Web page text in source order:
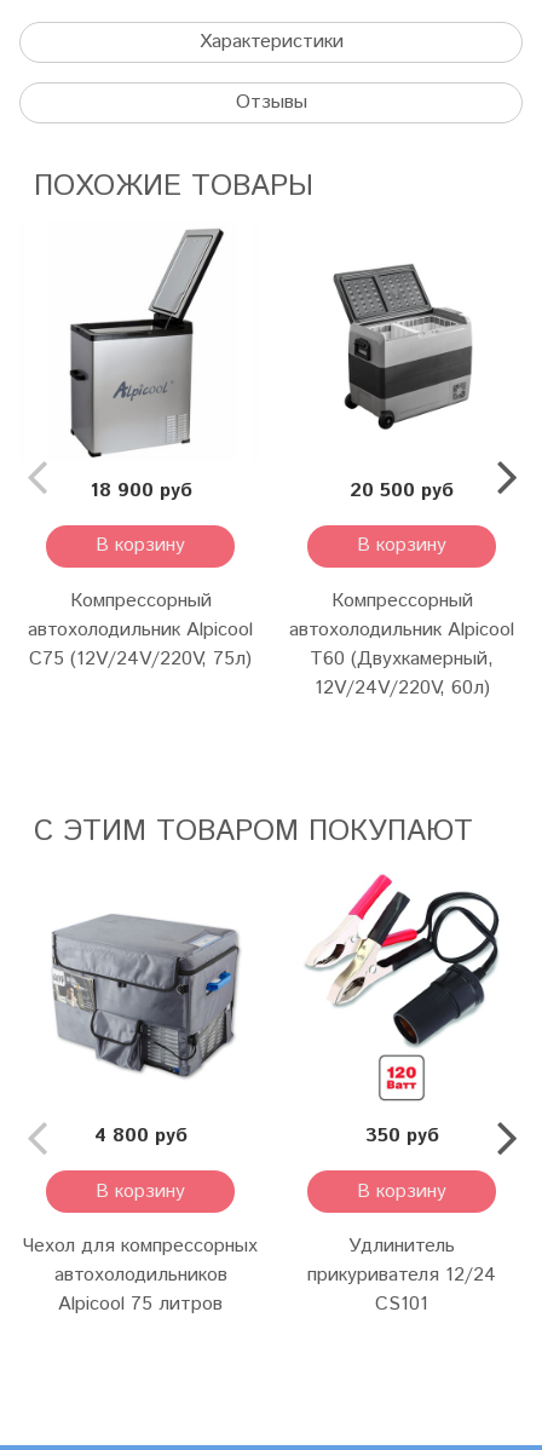
Характеристики
Отзывы
ПОХОЖИЕ ТОВАРЫ
18 900 руб
В корзину
Компрессорный
автохолодильник Alpicool
C75 (12V/24V/220V, 75л)
20 500 руб
В корзину
Компрессорный
автохолодильник Alpicool
T60 (Двухкамерный,
12V/24V/220V, 60л)
С ЭТИМ ТОВАРОМ ПОКУПАЮТ
4 800 руб
В корзину
Чехол для компрессорных
автохолодильников
Alpicool 75 литров
350 руб
В корзину
Удлинитель
прикуривателя 12/24
CS101